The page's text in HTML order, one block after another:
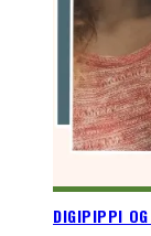
DIGIPIPPI